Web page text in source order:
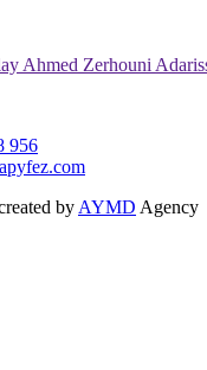
Ahmed Zerhouni
956
by AYMD Agency